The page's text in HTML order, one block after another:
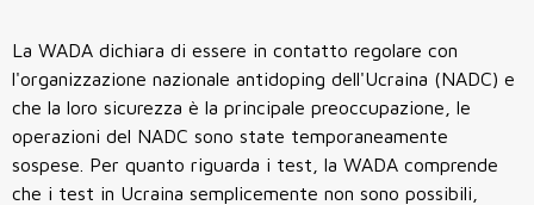
La WADA dichiara di essere in contatto regolare con
l'organizzazione nazionale antidoping dell'Ucraina (NADC) e
che la loro sicurezza è la principale preoccupazione, le
operazioni del NADC sono state temporaneamente
sospese. Per quanto riguarda i test, la WADA comprende
che i test in Ucraina semplicemente non sono possibili,